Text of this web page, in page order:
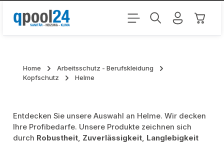
Zum Hauptinhalt springen
Home
Arbeitsschutz - Berufskleidung
Kopfschutz
Helme
Entdecken Sie unsere Auswahl an Helme. Wir decken
Ihre Profibedarfe. Unsere Produkte zeichnen sich
durch Robustheit, Zuverlässigkeit, Langlebigkeit